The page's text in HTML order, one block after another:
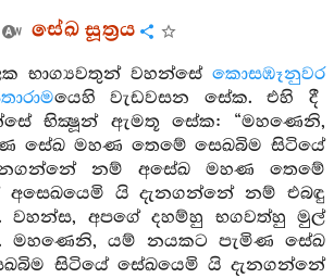
සේඛ සූත්‍රය
භාග්‍යවතුන් වහන්සේ කොසඹෑනුවර
යෙහි වැඩවසන සේක. එහි දී
භික්‍ෂූන් ඇමතූ සේක: “මහණෙනි,
සේඛ මහණ තෙමේ සෙඛබිම සිටියේ
නම් අසේඛ මහණ තෙමේ
අසෙඛයෙමි යි දැනගන්නේ නම් එබඳු
වහන්ස, අපගේ දහම්හු භගවත්හු මුල්
මහණෙනි, යම් නයකට පැමිණ සේඛ
සිටියේ සේඛයෙමි යි දැනගන්නේ